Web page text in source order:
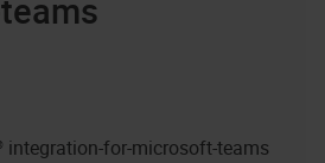
integration-for-microsoft-teams